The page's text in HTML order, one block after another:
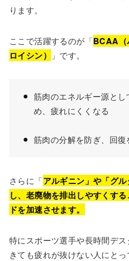
ります。
ここで活躍するのが「BCAA（
ロイシン）
」です。
筋肉のエネルギー源と
め、疲れにくくなる
筋肉の分解を防ぎ、回復
さらに「アルギニン」や「グ
し、老廃物を排出しやすくす
ドを加速させます。
特にスポーツ選手や長時間デ
きても疲れが抜けない人にと